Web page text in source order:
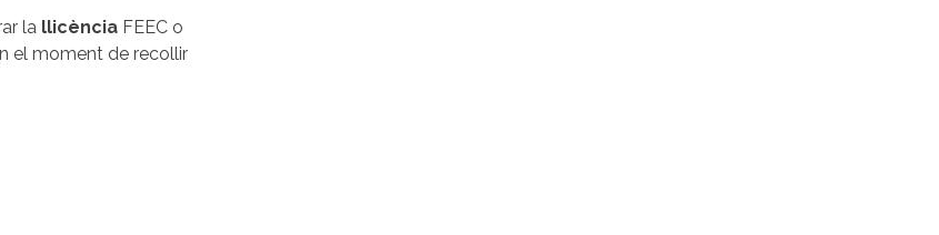
la llicència FEEC o
el moment de recollir